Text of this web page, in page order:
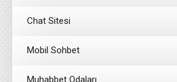
Chat Sitesi
Mobil Sohbet
Muhabbet Odaları